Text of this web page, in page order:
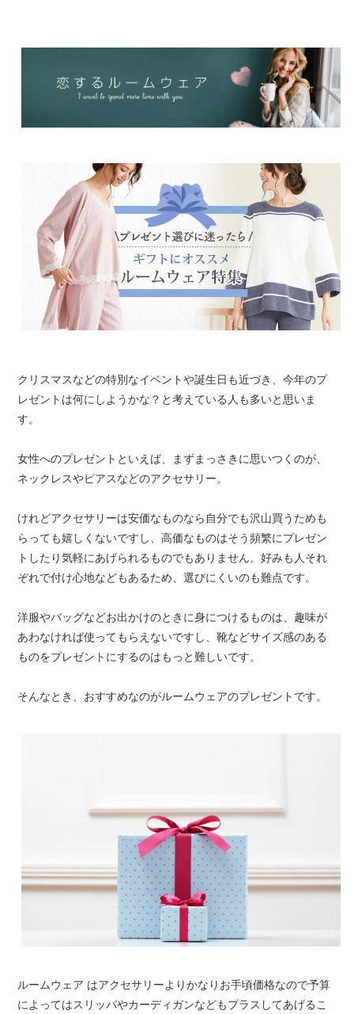
クリスマスなどの特別なイベントや誕生日も近づき、今年のプ
レゼントは何にしようかな？と考えている人も多いと思いま
す。
女性へのプレゼントといえば、まずまっさきに思いつくのが、
ネックレスやピアスなどのアクセサリー。
けれどアクセサリーは安価なものなら自分でも沢山買うためも
らっても嬉しくないですし、高価なものはそう頻繁にプレゼン
トしたり気軽にあげられるものでもありません。好みも人それ
ぞれで付け心地などもあるため、選びにくいのも難点です。
洋服やバッグなどお出かけのときに身につけるものは、趣味が
あわなければ使ってもらえないですし、靴などサイズ感のある
ものをプレゼントにするのはもっと難しいです。
そんなとき、おすすめなのがルームウェアのプレゼントです。
ルームウェア はアクセサリーよりかなりお手頃価格なので予算
によってはスリッパやカーディガンなどもプラスしてあげるこ